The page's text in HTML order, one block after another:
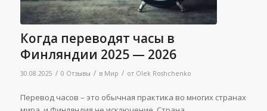
Когда переводят часы в
Финляндии 2025 — 2026
30.08.2025 / 0 Отзывы / в Мир / от Olek Roshchenko
Перевод часов – это обычная практика во многих странах